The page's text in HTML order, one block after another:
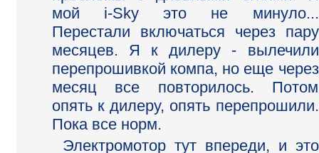
мой i-Sky это не минуло...
Перестали включаться через пару
месяцев. Я к дилеру - вылечили
перепрошивкой компа, но еще через
месяц все повторилось. Потом
опять к дилеру, опять перепрошили.
Пока все норм.
Электромотор тут впереди, и это